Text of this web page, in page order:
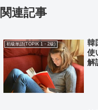
関連記事
初級単語(TOPIK 1・2級)
韓
使
解